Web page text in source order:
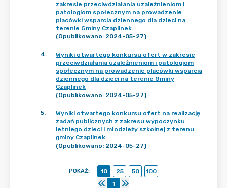
zakresie przeciwdziałania uzależnieniom i
patologiom społecznym na prowadzenie
placówki wsparcia dziennego dla dzieci na
terenie Gminy Czaplinek.
(Opublikowano: 2024-05-27)
4.
Wyniki otwartego konkursu ofert w zakresie
przeciwdziałania uzależnieniom i patologiom
społecznym na prowadzenie placówki wsparcia
dziennego dla dzieci na terenie Gminy
Czaplinek
(Opublikowano: 2024-05-27)
5.
Wyniki otwartego konkursu ofert na realizację
zadań publicznych z zakresu wypoczynku
letniego dzieci i młodzieży szkolnej z terenu
gminy Czaplinek.
(Opublikowano: 2024-05-27)
POKAŻ: 10 25 50
100
1